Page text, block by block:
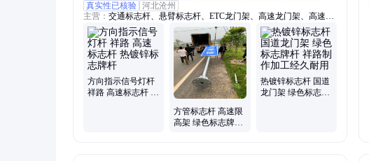
真实性已核验 河北沧州
主营： 交通标志杆、悬臂标志杆、ETC龙门架、高速龙门架、高速指
路牌、交通指示牌、限高架、道路标志杆、标志杆、沧州标志杆、交
通标识牌、单立柱、交通标志牌、热镀锌标志杆、喷塑标志杆、黑黄
限高架、限高门架、交通白标志杆、2F标志杆、单悬臂标志杆、标识
牌、限高标志牌、路桥限高架、龙门架
方向指示信号灯杆
祥路 高速标志杆 热
方管标志杆 高速限
高架 绿色标志牌杆
热镀锌标志杆 国道
龙门架 绿色标志牌